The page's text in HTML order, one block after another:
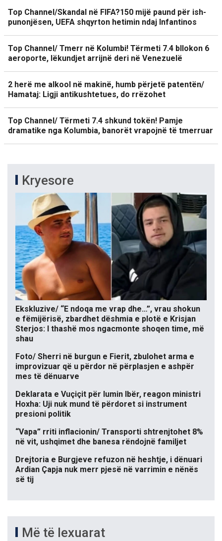
Top Channel/Skandal në FIFA?150 mijë paund për ish-
punonjësen, UEFA shqyrton hetimin ndaj Infantinos
Top Channel/ Tmerr në Kolumbi! Tërmeti 7.4 bllokon 6
aeroporte, lëkundjet arrijnë deri në Venezuelë
2 herë me alkool në makinë, humb përjetë patentën/
Hamataj: Ligji antikushtetues, do rrëzohet
Top Channel/ Tërmeti 7.4 shkund tokën! Pamje
dramatike nga Kolumbia, banorët vrapojnë të tmerruar
Kryesore
Ekskluzive/ “E ndoqa me vrap dhe…”, vrau shokun
e fëmijërisë, zbardhet dëshmia e plotë e Krisjan
Sterjos: I thashë mos ngacmonte shoqen time, më
shau
Foto/ Sherri në burgun e Fierit, zbulohet arma e
improvizuar që u përdor në përplasjen e ashpër
mes të dënuarve
Deklarata e Vuçiçit për lumin Ibër, reagon ministri
Hoxha: Uji nuk mund të përdoret si instrument
presioni politik
“Vapa” rriti inflacionin/ Transporti shtrenjtohet 8%
në vit, ushqimet dhe banesa rëndojnë familjet
Drejtoria e Burgjeve refuzon në heshtje, i dënuari
Ardian Çapja nuk merr pjesë në varrimin e nënës
së tij
Më të lexuarat